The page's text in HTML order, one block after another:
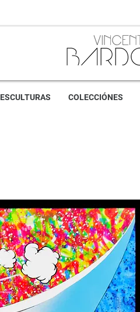
ESCULTURAS COLECCIÓNES